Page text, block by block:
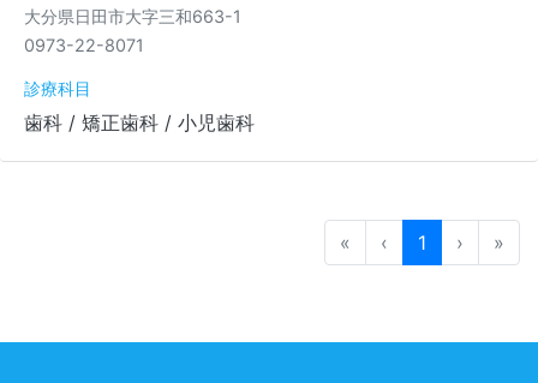
大分県日田市大字三和663-1
0973-22-8071
診療科目
歯科 / 矯正歯科 / 小児歯科
« ‹ 1 › »